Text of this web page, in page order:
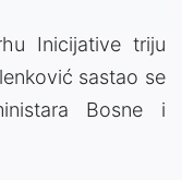
Inicijative triju
sastao se
Bosne i